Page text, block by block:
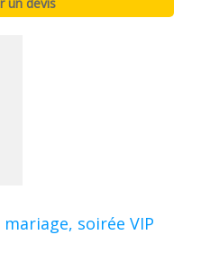
soirée VIP